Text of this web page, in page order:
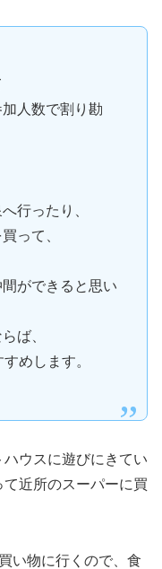
加人数で割り勘
行ったり、
って、
ができると思い
ば、
めします。
ウスに遊びにきてい
近所のスーパーに買
い物に行くので、食